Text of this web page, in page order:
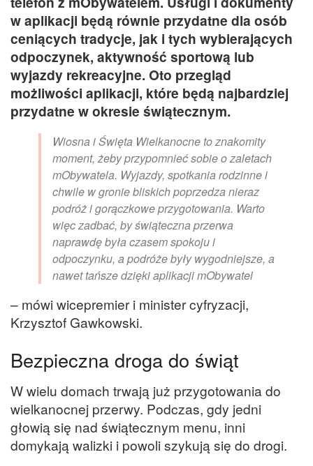
w aplikacji będą równie przydatne dla osób
ceniących tradycje, jak i tych wybierających
odpoczynek, aktywność sportową lub
wyjazdy rekreacyjne. Oto przegląd
możliwości aplikacji, które będą najbardziej
przydatne w okresie świątecznym.
Wiosna i Święta Wielkanocne to znakomity
moment, żeby przypomnieć sobie o zaletach
mObywatela. Wyjazdy, spotkania rodzinne i
chwile w gronie bliskich poprzedza nieraz
podróż i gorączkowe przygotowania. Warto
więc zadbać, by świąteczna przerwa
naprawdę była czasem spokoju i
odpoczynku, a podróże były wygodniejsze, a
nawet tańsze dzięki aplikacji mObywatel
– mówi wicepremier i minister cyfryzacji,
Krzysztof Gawkowski.
Bezpieczna droga do świąt
W wielu domach trwają już przygotowania do
wielkanocnej przerwy. Podczas, gdy jedni
głowią się nad świątecznym menu, inni
domykają walizki i powoli szykują się do drogi.